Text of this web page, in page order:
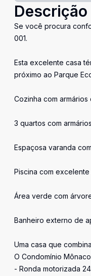
Descrição
Se você procura
001.
Esta excelente casa
próximo ao Parque
Cozinha com
3 quartos com
Espaçosa varanda
Piscina com
Área verde com
Banheiro externo de
Uma casa que
O Condomínio
- Ronda motorizada